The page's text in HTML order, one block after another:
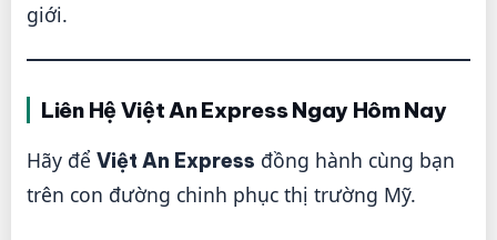
giới.
Liên Hệ Việt An Express Ngay Hôm Nay
Hãy để Việt An Express đồng hành cùng bạn
trên con đường chinh phục thị trường Mỹ.